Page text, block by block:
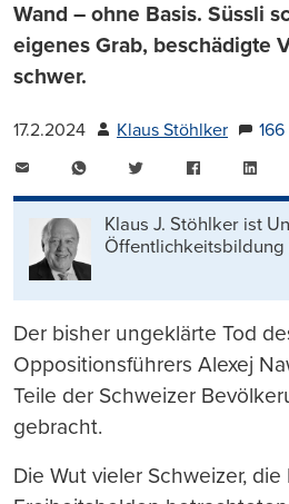
Wand – ohne Basis. Süssli
eigenes Grab, beschädigte
schwer.
17.2.2024 Klaus Stöhlker 166
WhatsAppTwitter Facebook
Klaus J. Stöhlker ist
Der bisher ungeklärte Tod
Oppositionsführers Alexej
Teile der Schweizer
gebracht.
Die Wut vieler Schweizer, die